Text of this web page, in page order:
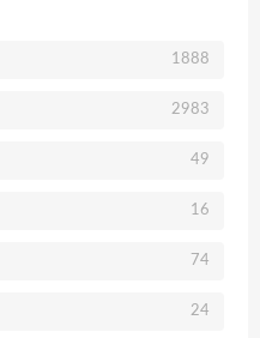
1888
2983
49
16
74
24